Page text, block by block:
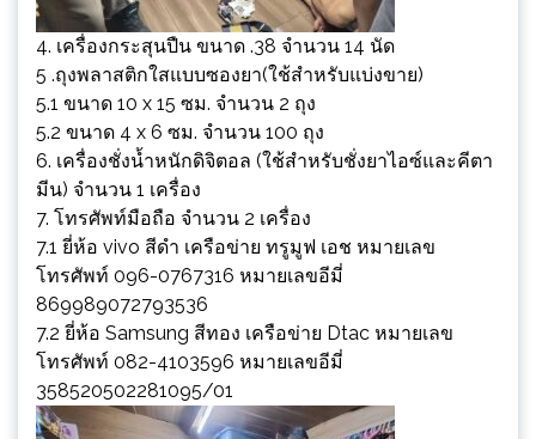
4. เครื่องกระสุนปืน ขนาด .38 จำนวน 14 นัด
5 .ถุงพลาสติกใสแบบซองยา(ใช้สำหรับแบ่งขาย)
5.1 ขนาด 10 x 15 ซม. จำนวน 2 ถุง
5.2 ขนาด 4 x 6 ซม. จำนวน 100 ถุง
6. เครื่องชั่งน้ำหนักดิจิตอล (ใช้สำหรับชั่งยาไอซ์และคีตา
มีน) จำนวน 1 เครื่อง
7. โทรศัพท์มือถือ จำนวน 2 เครื่อง
7.1 ยี่ห้อ vivo สีดำ เครือข่าย ทรูมูฟ เอช หมายเลข
โทรศัพท์ 096-0767316 หมายเลขอีมี่
869989072793536
7.2 ยี่ห้อ Samsung สีทอง เครือข่าย Dtac หมายเลข
โทรศัพท์ 082-4103596 หมายเลขอีมี่
358520502281095/01